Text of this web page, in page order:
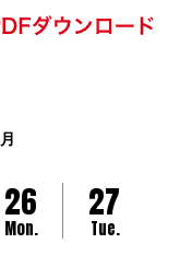
月
26
Mon.
27
Tue.